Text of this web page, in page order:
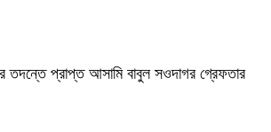
তদন্তে প্রাপ্ত আসামি বাবুল সওদাগর গ্রেফতার